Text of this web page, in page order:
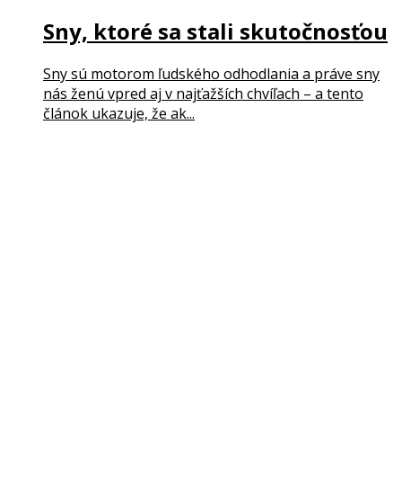
Sny, ktoré sa stali skutočnosťou
Sny sú motorom ľudského odhodlania a práve sny
nás ženú vpred aj v najťažších chvíľach – a tento
článok ukazuje, že ak...